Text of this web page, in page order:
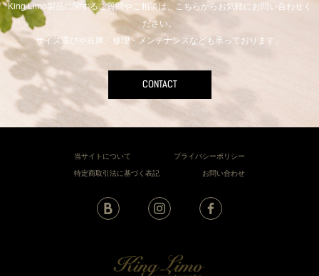
King Limo製品に関するご質問やご相談は、こちらからお気軽にお問い合わせく
ださい。
サイズ選びや在庫、修理・メンテナンスなども承っております。
CONTACT
当サイトについて プライバシーポリシー
特定商取引法に基づく表記 お問い合わせ